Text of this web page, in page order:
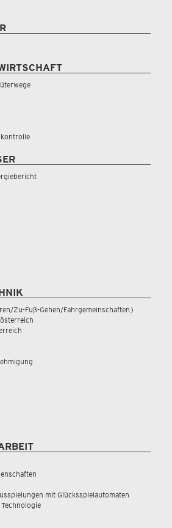
Zu-Fuß-Gehen/Fahrgemeinschaften)
mit Glücksspielautomaten